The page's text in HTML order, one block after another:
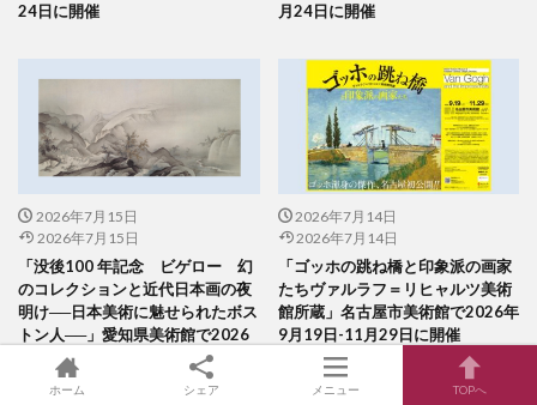
24日に開催
月24日に開催
2026年7月15日
2026年7月15日
「没後100 年記念 ビゲロー 幻
のコレクションと近代日本画の夜
明け──日本美術に魅せられたボス
トン人──」愛知県美術館で2026
年10月30日-12月13日に開催
2026年7月14日
2026年7月14日
「ゴッホの跳ね橋と印象派の画家
たちヴァルラフ＝リヒャルツ美術
館所蔵」名古屋市美術館で2026年
9月19日-11月29日に開催
ホーム シェア メニュー TOPへ